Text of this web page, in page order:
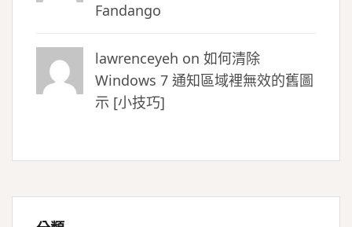
Fandango
lawrenceyeh on 如何清除
Windows 7 通知區域裡無效的舊圖
示 [小技巧]